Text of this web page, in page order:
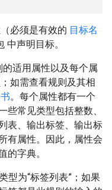
必须是有效的 目标名
中声明目标。
的适用属性以及每个属
如需查看规则及其相
。每个属性都有一个
些常见类型包括整数、
表、输出标签、输出标
有属性。因此，属性会
的字典。
型为“标签列表”；如果